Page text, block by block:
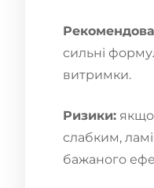
сильні
витримки.
Ризики: якщо
слабким,
бажаного